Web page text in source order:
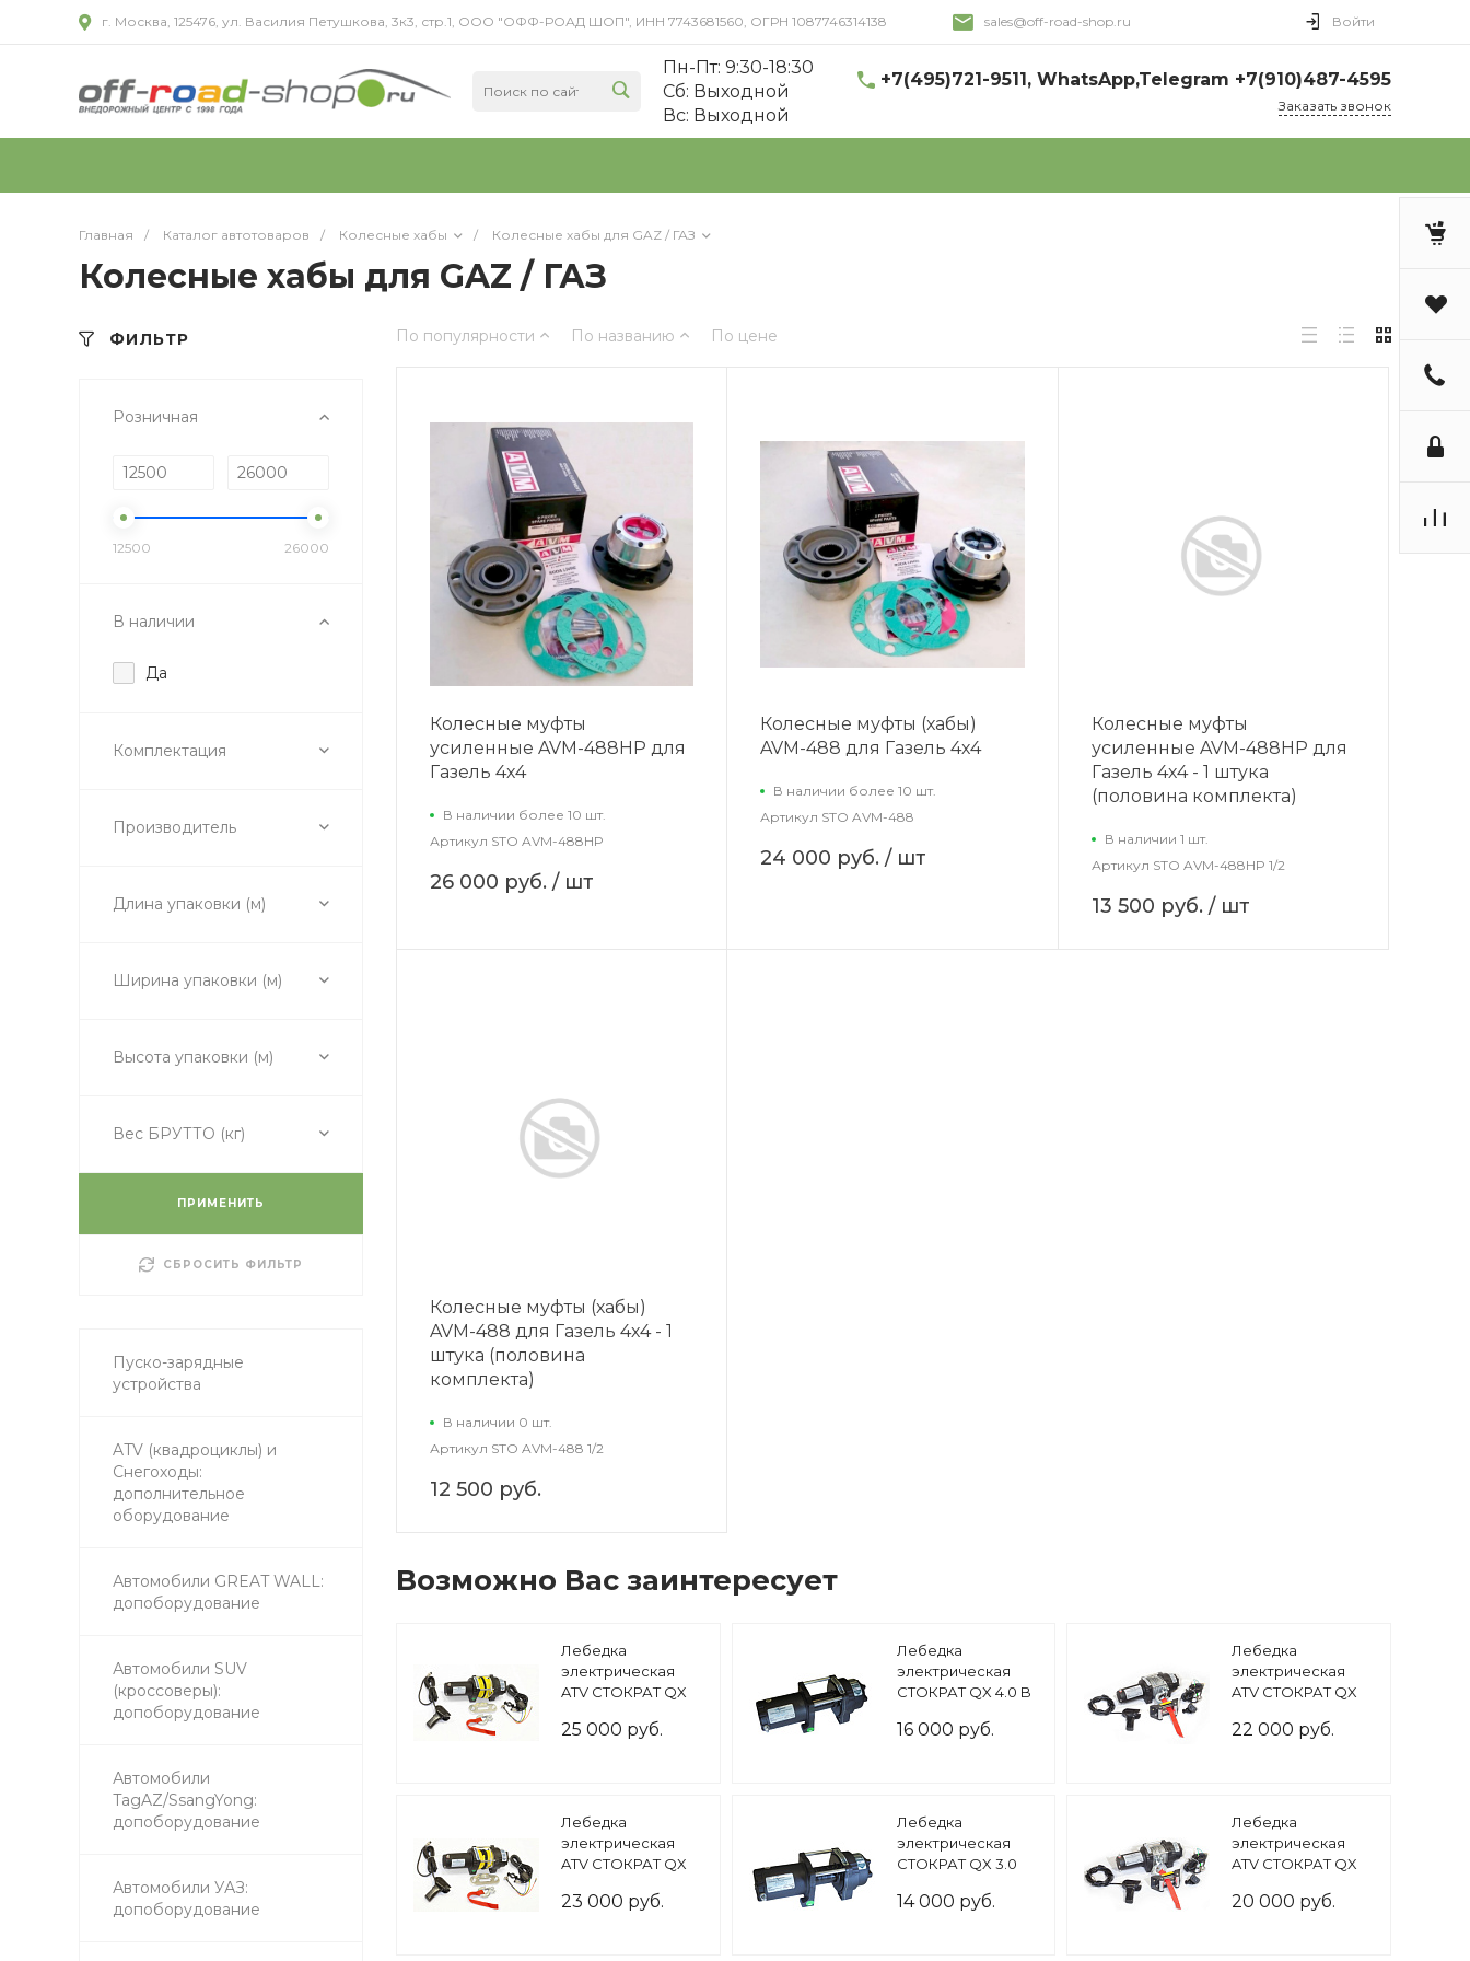
г. Москва, 125476, ул. Василия Петушкова, 3к3, стр.1, ООО "ОФФ-РОАД ШОП", ИНН 7743681560, ОГРН 1087746314138 sales@off-road-shop.ru Войти
Пн-Пт: 9:30-18:30
Cб: Выходной
Вс: Выходной
+7(495)721-9511, WhatsApp,Telegram +7(910)487-4595
Заказать звонок
Главная / Каталог автотоваров / Колесные хабы / Колесные хабы для GAZ / ГАЗ
Колесные хабы для GAZ / ГАЗ
ФИЛЬТР
Розничная
12500 26000
В наличии
Да
Комплектация
Производитель
Длина упаковки (м)
Ширина упаковки (м)
Высота упаковки (м)
Вес БРУТТО (кг)
ПРИМЕНИТЬ
СБРОСИТЬ ФИЛЬТР
Пуско-зарядные
устройства
ATV (квадроциклы) и
Снегоходы:
дополнительное
оборудование
Автомобили GREAT WALL:
допоборудование
Автомобили SUV
(кроссоверы):
допоборудование
Автомобили
TagAZ/SsangYong:
допоборудование
Автомобили УАЗ:
допоборудование
По популярности По названию По цене
Колесные муфты
усиленные AVM-488HP для
Газель 4х4
В наличии более 10 шт.
Артикул STO AVM-488HP
26 000 руб. / шт
Колесные муфты (хабы)
AVM-488 для Газель 4х4
В наличии более 10 шт.
Артикул STO AVM-488
24 000 руб./ шт
Колесные муфты
усиленные AVM-488HP для
Газель 4х4 - 1 штука
(половина комплекта)
В наличии 1 шт.
Артикул STO AVM-488HP 1/2
13 500 руб. / шт
Колесные муфты (хабы)
AVM-488 для Газель 4х4 - 1
штука (половина
комплекта)
В наличии 0 шт.
Артикул STO AVM-488 1/2
12 500 руб.
Возможно Вас заинтересует
Лебедка
электрическая
ATV СТОКРАТ QX
синтетическим
25 000 руб.
Лебедка
электрическая
СТОКРАТ QX 4.0 B
16 000 руб.
Лебедка
электрическая
ATV СТОКРАТ QX
22 000 руб.
Лебедка
электрическая
ATV СТОКРАТ QX
синтетическим
23 000 руб.
Лебедка
электрическая
СТОКРАТ QX 3.0
14 000 руб.
Лебедка
электрическая
ATV СТОКРАТ QX
20 000 руб.